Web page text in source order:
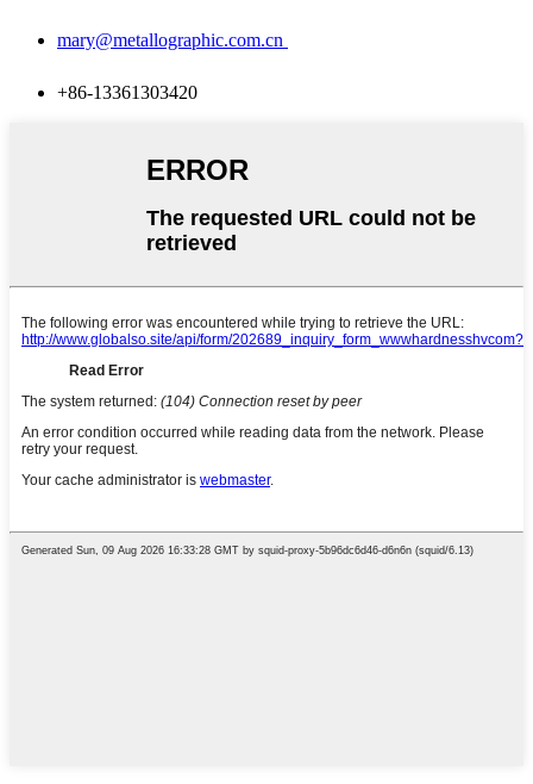
mary@metallographic.com.cn
+86-13361303420